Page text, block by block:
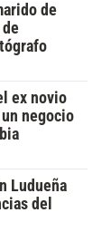
de
ex novio
negocio
Ludueña
del